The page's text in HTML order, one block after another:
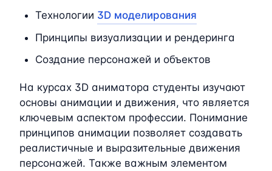
Технологии 3D моделирования
Принципы визуализации и рендеринга
Создание персонажей и объектов
На курсах 3D аниматора студенты изучают
основы анимации и движения, что является
ключевым аспектом профессии. Понимание
принципов анимации позволяет создавать
реалистичные и выразительные движения
персонажей. Также важным элементом